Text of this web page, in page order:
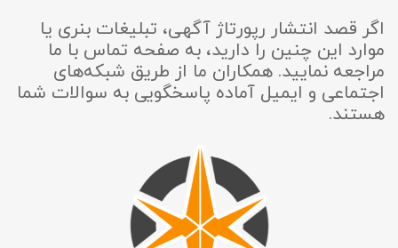
اگر قصد انتشار رپورتاژ آگهی، تبلیغات بنری یا
موارد این چنین را دارید، به صفحه تماس با ما
مراجعه نمایید. همکاران ما از طریق شبکه‌های
اجتماعی و ایمیل آماده پاسخگویی به سوالات شما
هستند.